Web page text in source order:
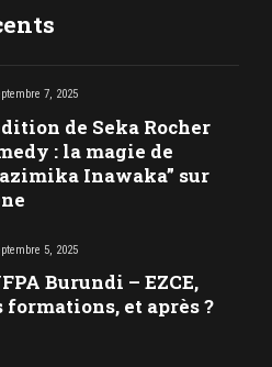
7, 2025
de Seka Rocher
: la magie de
Inawaka” sur
5, 2025
Burundi – EZCE,
formations, et après ?